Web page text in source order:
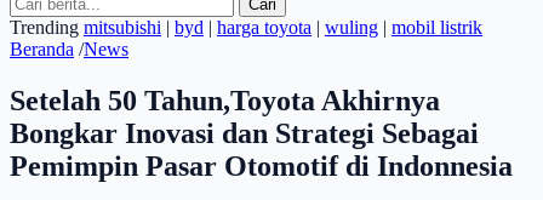
Cari
Trending mitsubishi | byd | harga toyota | wuling | mobil listrik
Beranda /News
Setelah 50 Tahun,Toyota Akhirnya
Bongkar Inovasi dan Strategi Sebagai
Pemimpin Pasar Otomotif di Indonnesia